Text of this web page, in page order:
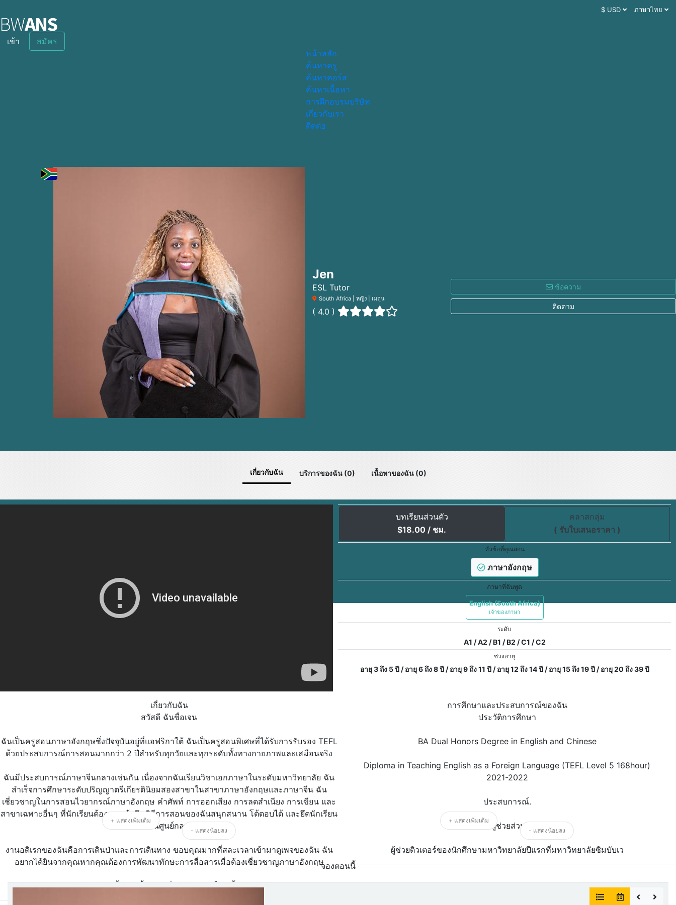
$ USD ภาษาไทย
เข้า
สมัคร
หน้าหลัก
ค้นหาครู
ค้นหาคอร์ส
ค้นหาเนื้อหา
การฝึกอบรมบริษัท
เกี่ยวกับเรา
ติดต่อ
Jen
ESL Tutor
South Africa | หญิง | เมถุน
( 4.0 )
ข้อความ
ติดตาม
เกี่ยวกับฉัน บริการของฉัน (0) เนื้อหาของฉัน (0)
บทเรียนส่วนตัว
$18.00 / ชม.
คลาสกลุ่ม
( รับใบเสนอราคา )
หัวข้อที่คุณสอน
ภาษาอังกฤษ
ภาษาที่ฉันพูด
English (South Africa)
เจ้าของภาษา
ระดับ
A1 / A2 / B1 / B2 / C1 / C2
ช่วงอายุ
อายุ 3 ถึง 5 ปี / อายุ 6 ถึง 8 ปี / อายุ 9 ถึง 11 ปี / อายุ 12 ถึง 14 ปี / อายุ 15 ถึง 19 ปี / อายุ 20 ถึง 39 ปี
เกี่ยวกับฉัน
สวัสดี ฉันชื่อเจน
ฉันเป็นครูสอนภาษาอังกฤษซึ่งปัจจุบันอยู่ที่แอฟริกาใต้ ฉันเป็นครูสอนพิเศษที่ได้รับการรับรอง TEFL
ด้วยประสบการณ์การสอนมากกว่า 2 ปีสำหรับทุกวัยและทุกระดับทั้งทางกายภาพและเสมือนจริง
ฉันมีประสบการณ์ภาษาจีนกลางเช่นกัน เนื่องจากฉันเรียนวิชาเอกภาษาในระดับมหาวิทยาลัย ฉัน
สำเร็จการศึกษาระดับปริญญาตรีเกียรตินิยมสองสาขาในสาขาภาษาอังกฤษและภาษาจีน ฉัน
เชี่ยวชาญในการสอนไวยากรณ์ภาษาอังกฤษ คำศัพท์ การออกเสียง การลดสำเนียง การเขียน และ
สาขาเฉพาะอื่นๆ ที่นักเรียนต้องการเข้าถึง วิธีการสอนของฉันสนุกสนาน โต้ตอบได้ และยึดนักเรียน
เป็นศูนย์กลาง
งานอดิเรกของฉันคือการเดินป่าและการเดินทาง ขอบคุณมากที่สละเวลาเข้ามาดูเพจของฉัน ฉัน
อยากได้ยินจากคุณหากคุณต้องการพัฒนาทักษะการสื่อสารเมื่อต้องเชี่ยวชาญภาษาอังกฤษ
ฉันตั้งหน้าตั้งตารอที่จะได้พบกันเร็วๆ นี้
+ แสดงเพิ่มเติม
- แสดงน้อยลง
การศึกษาและประสบการณ์ของฉัน
ประวัติการศึกษา
BA Dual Honors Degree in English and Chinese
Diploma in Teaching English as a Foreign Language (TEFL Level 5 168hour)
2021-2022
ประสบการณ์.
ทำงานเป็นผู้ช่วยส่วนตัวมา 3 ปี
ผู้ช่วยติวเตอร์ของนักศึกษามหาวิทยาลัยปีแรกที่มหาวิทยาลัยซิมบับเว
+ แสดงเพิ่มเติม
- แสดงน้อยลง
จองตอนนี้